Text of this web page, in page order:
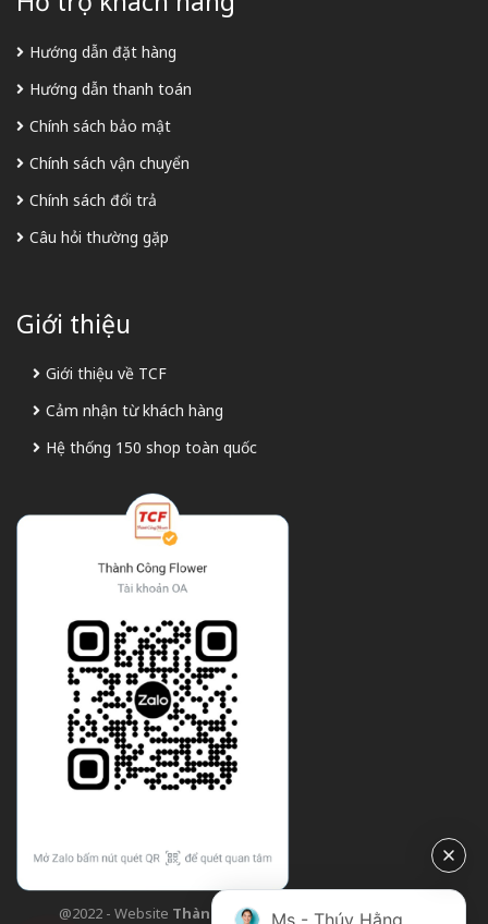
Hướng dẫn đặt hàng
Hướng dẫn thanh toán
Chính sách bảo mật
Chính sách vận chuyển
Chính sách đổi trả
Câu hỏi thường gặp
Giới thiệu
Giới thiệu về TCF
Cảm nhận từ khách hàng
Hệ thống 150 shop toàn quốc
@2022 - Website Thành Công Flower| Design bởi
Ms - Thúy Hằng